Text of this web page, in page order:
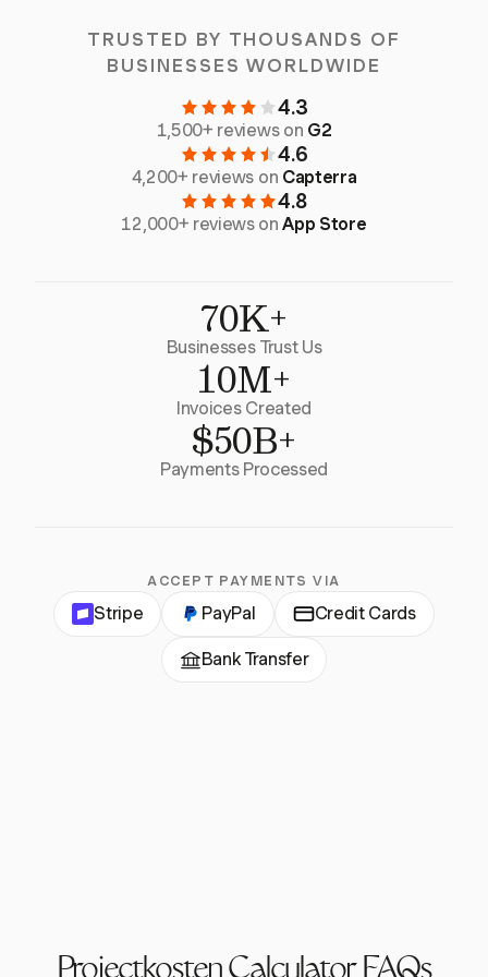
TRUSTED BY THOUSANDS OF
BUSINESSES WORLDWIDE
4.3
1,500+ reviews on G2
4.6
4,200+ reviews on Capterra
4.8
12,000+ reviews onApp Store
70K+
Businesses Trust Us
10M+
Invoices Created
$50B+
Payments Processed
ACCEPT PAYMENTS VIA
Stripe PayPal Credit Cards
Bank Transfer